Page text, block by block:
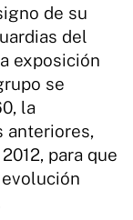
de su
del
exposición
se
la
anteriores,
para que